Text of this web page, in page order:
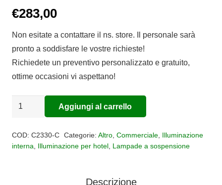
€283,00
Non esitate a contattare il ns. store. Il personale sarà
pronto a soddisfare le vostre richieste!
Richiedete un preventivo personalizzato e gratuito,
ottime occasioni vi aspettano!
Sospensione
quantità
Aggiungi al carrello
COD: C2330-C Categorie: Altro, Commerciale, Illuminazione
interna
Illuminazione per hotel Lampade a sospensione
Descrizione